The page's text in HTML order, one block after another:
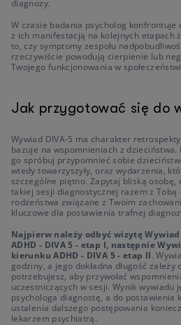
diagnozy.
W czasie badania psycholog konfrontuje
z ich manifestacją na kolejnych etapach
to, czy symptomy zespołu
rzeczywiście powodują cierpienie lub
Twojego funkcjonowania w
Jak przygotować się do
Wywiad DIVA-5 ma charakter
bazuje na wspomnieniach z
go spróbuj przypomnieć sobie
wtedy towarzyszyły, oraz wydarzenia,
szczególne piętno. Zapytaj bliską osobę,
takiej sesji diagnostycznej razem z
rodzeństwa związane z Twoim
kluczowe dla postawienia trafnej
Najpierw należy odbyć wizytę
ADHD - DIVA 5 - etap I, następnie
kierunku ADHD - DIVA 5 - etap II.
godziny, a jego dokładna długość zależy
potrzebujesz, aby przywołać
uczestniczących w sesji. Wynik
psychologa diagnostę, a do postawienia
ustalenia dalszego postępowania
lekarzem psychiatrą.